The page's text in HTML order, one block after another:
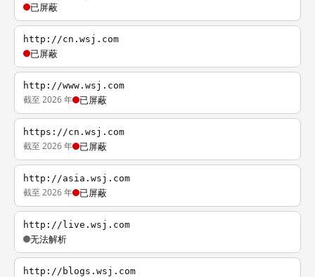
已屏蔽
http://cn.wsj.com
已屏蔽
http://www.wsj.com
截至 2026 年 已屏蔽
https://cn.wsj.com
截至 2026 年 已屏蔽
http://asia.wsj.com
截至 2026 年 已屏蔽
http://live.wsj.com
无法解析
http://blogs.wsj.com